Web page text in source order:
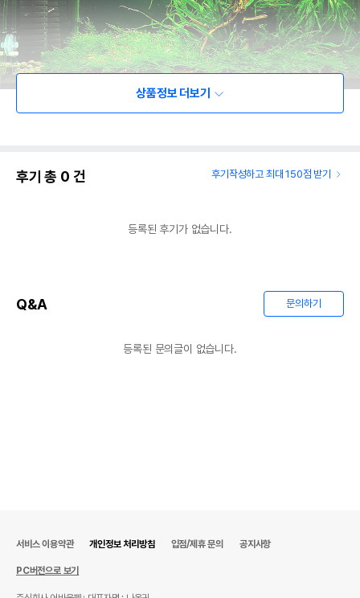
상품정보 더보기
후기 총 0 건 후기작성하고 최대 150점 받기
등록된 후기가 없습니다.
Q&A 문의하기
등록된 문의글이 없습니다.
서비스 이용약관 개인정보 처리방침 입점/제휴 문의 공지사항
PC버전으로 보기